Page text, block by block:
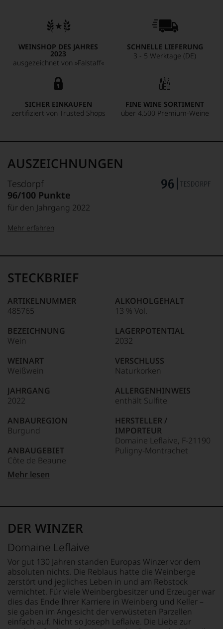
WEINSHOP DES JAHRES
2023
ausgezeichnet von »Falstaff«
SCHNELLE LIEFERUNG
3 - 5 Werktage (DE)
SICHER EINKAUFEN
zertifiziert von Trusted Shops
FINE WINE SORTIMENT
über 4.500 Premium-Weine
AUSZEICHNUNGEN
Tesdorpf
96/100 Punkte
für den Jahrgang 2022
95–98 Punkte:
90–94 Punkte:
Unter 85 Punkte:
Name
Tesdorpf
für
»Fine
für
die
edlen
Weine
der
Welt,
kaum
ein
Das
dokumentieren
auch
und
gerade
mit
Medaillen
Weinjournalisten
Fachpublikationen
unseren
Aussendungen
oder
in
unserem
Webshop,
um
Mehr erfahren
STECKBRIEF
ARTIKELNUMMER
485765
BEZEICHNUNG
Wein
WEINART
Weißwein
JAHRGANG
2022
ANBAUREGION
Burgund
ANBAUGEBIET
Côte de Beaune
APPELLATION
REBSORTEN
10 °C
ALKOHOLGEHALT
13 % Vol.
LAGERPOTENTIAL
2032
VERSCHLUSS
Naturkorken
ALLERGENHINWEIS
enthält Sulfite
HERSTELLER /
IMPORTEUR
Domaine Leflaive, F-21190
Puligny-Montrachet
0,75 L
Mehr lesen
DER WINZER
Domaine Leflaive
Vor gut 130 Jahren standen Europas Winzer vor dem
absoluten nichts. Die Reblaus hatte die Weinberge
zerstört und jegliches Leben in und am Rebstock
vernichtet. Für viele Weinbergbesitzer und Erzeuger war
dies das Ende Ihrer Karriere in Weinberg und Keller –
sie gaben im Angesicht der verwüsteten Parzellen
einfach auf. Nicht so Joseph Leflaive. Die Liebe zur